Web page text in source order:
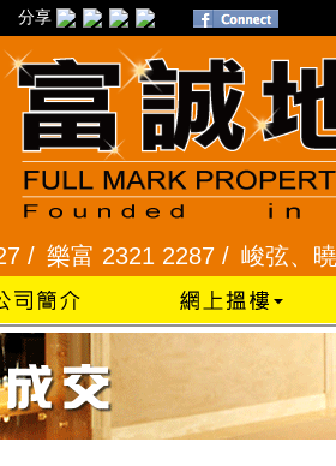
分享
樂富 2321 2287 /峻弦、曉暉